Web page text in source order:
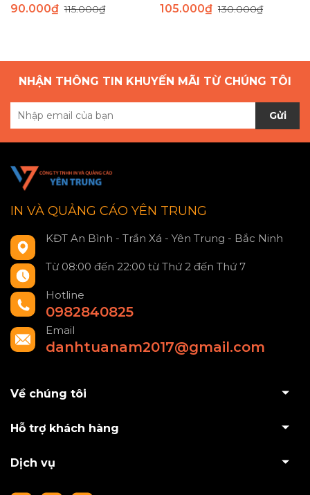
90.000₫115.000₫ 105.000₫130.000₫
NHẬN THÔNG TIN KHUYẾN MÃI TỪ CHÚNG TÔI
Gửi
IN VÀ QUẢNG CÁO YÊN TRUNG
KĐT An Bình - Trần Xá - Yên Trung - Bắc Ninh
Từ 08:00 đến 22:00 từ Thứ 2 đến Thứ 7
Hotline
0982840825
Email
danhtuanam2017@gmail.com
Về chúng tôi
Hỗ trợ khách hàng
Dịch vụ